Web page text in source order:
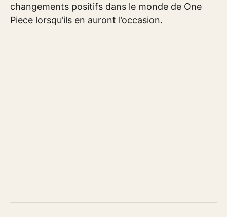
changements positifs dans le monde de One
Piece lorsqu’ils en auront l’occasion.